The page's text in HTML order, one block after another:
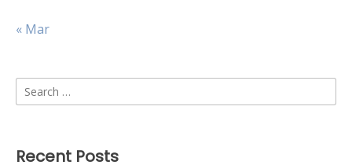
« Mar
Search
for:
Recent Posts